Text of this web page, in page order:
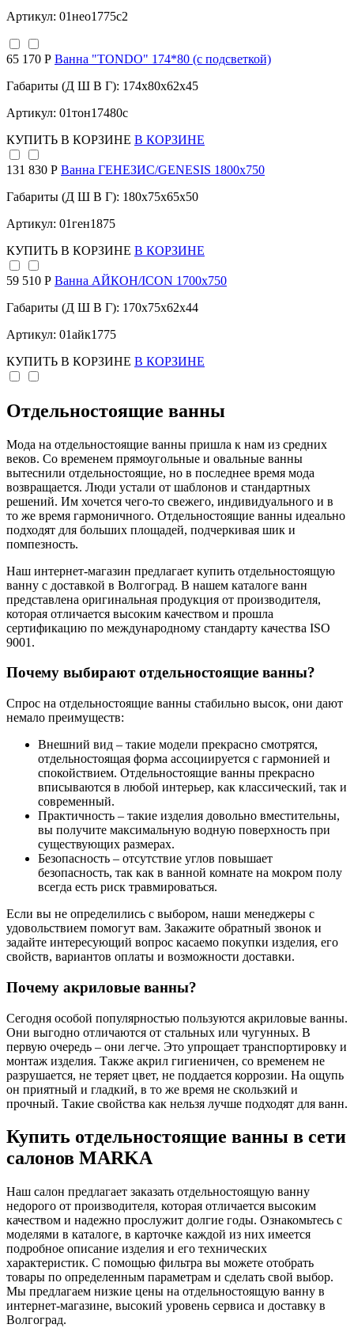
Артикул: 01нео1775с2
65 170 Р Ванна "TONDO" 174*80 (с подсветкой)
Габариты (Д Ш В Г): 174x80x62x45
Артикул: 01тон17480с
КУПИТЬ В КОРЗИНЕ В КОРЗИНЕ
131 830 Р Ванна ГЕНЕЗИС/GENESIS 1800х750
Габариты (Д Ш В Г): 180x75x65x50
Артикул: 01ген1875
КУПИТЬ В КОРЗИНЕ В КОРЗИНЕ
59 510 Р Ванна АЙКОН/ICON 1700х750
Габариты (Д Ш В Г): 170x75x62x44
Артикул: 01айк1775
КУПИТЬ В КОРЗИНЕ В КОРЗИНЕ
Отдельностоящие ванны
Мода на отдельностоящие ванны пришла к нам из средних
веков. Со временем прямоугольные и овальные ванны
вытеснили отдельностоящие, но в последнее время мода
возвращается. Люди устали от шаблонов и стандартных
решений. Им хочется чего-то свежего, индивидуального и в
то же время гармоничного. Отдельностоящие ванны идеально
подходят для больших площадей, подчеркивая шик и
помпезность.
Наш интернет-магазин предлагает купить отдельностоящую
ванну с доставкой в Волгоград. В нашем каталоге ванн
представлена оригинальная продукция от производителя,
которая отличается высоким качеством и прошла
сертификацию по международному стандарту качества ISO
9001.
Почему выбирают отдельностоящие ванны?
Спрос на отдельностоящие ванны стабильно высок, они дают
немало преимуществ:
Внешний вид – такие модели прекрасно смотрятся,
отдельностоящая форма ассоциируется с гармонией и
спокойствием. Отдельностоящие ванны прекрасно
вписываются в любой интерьер, как классический, так и
современный.
Практичность – такие изделия довольно вместительны,
вы получите максимальную водную поверхность при
существующих размерах.
Безопасность – отсутствие углов повышает
безопасность, так как в ванной комнате на мокром полу
всегда есть риск травмироваться.
Если вы не определились с выбором, наши менеджеры с
удовольствием помогут вам. Закажите обратный звонок и
задайте интересующий вопрос касаемо покупки изделия, его
свойств, вариантов оплаты и возможности доставки.
Почему акриловые ванны?
Сегодня особой популярностью пользуются акриловые ванны.
Они выгодно отличаются от стальных или чугунных. В
первую очередь – они легче. Это упрощает транспортировку и
монтаж изделия. Также акрил гигиеничен, со временем не
разрушается, не теряет цвет, не поддается коррозии. На ощупь
он приятный и гладкий, в то же время не скользкий и
прочный. Такие свойства как нельзя лучше подходят для ванн.
Купить отдельностоящие ванны в сети
салонов MARKA
Наш салон предлагает заказать отдельностоящую ванну
недорого от производителя, которая отличается высоким
качеством и надежно прослужит долгие годы. Ознакомьтесь с
моделями в каталоге, в карточке каждой из них имеется
подробное описание изделия и его технических
характеристик. С помощью фильтра вы можете отобрать
товары по определенным параметрам и сделать свой выбор.
Мы предлагаем низкие цены на отдельностоящую ванну в
интернет-магазине, высокий уровень сервиса и доставку в
Волгоград.